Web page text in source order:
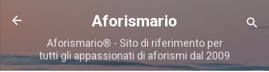
Passa ai contenuti principali
Aforismario
Aforismario® - Sito di riferimento per
tutti gli appassionati di aforismi dal 2009